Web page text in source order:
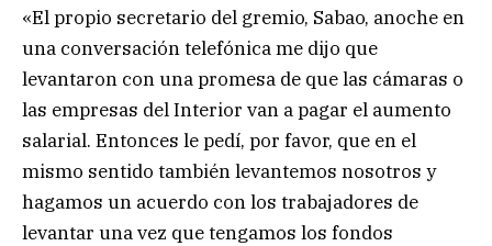
«El propio secretario del gremio, Sabao, anoche en
una conversación telefónica me dijo que
levantaron con una promesa de que las cámaras o
las empresas del Interior van a pagar el aumento
salarial. Entonces le pedí, por favor, que en el
mismo sentido también levantemos nosotros y
hagamos un acuerdo con los trabajadores de
levantar una vez que tengamos los fondos